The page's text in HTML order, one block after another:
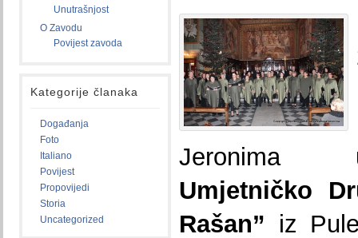
Unutrašnjost
O Zavodu
Povijest zavoda
Kategorije članaka
Događanja
Foto
Italiano
Povijest
Propovijedi
Storia
Uncategorized
Umjetničko
Rašan”
iz